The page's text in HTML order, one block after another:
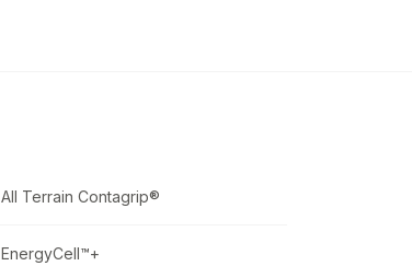
All Terrain Contagrip®
EnergyCell™+